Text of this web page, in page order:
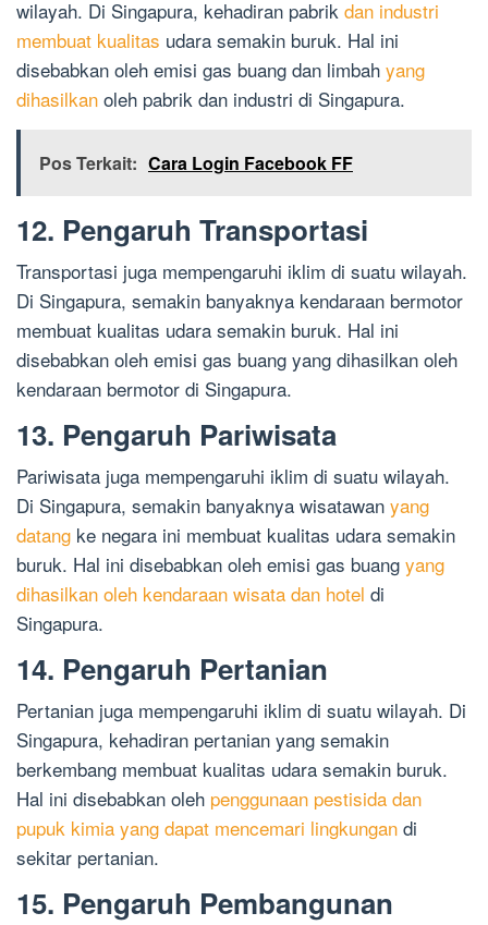
wilayah. Di Singapura, kehadiran pabrik dan industri
membuat kualitas udara semakin buruk. Hal ini
disebabkan oleh emisi gas buang dan limbah yang
dihasilkan oleh pabrik dan industri di Singapura.
Pos Terkait: Cara Login Facebook FF
12. Pengaruh Transportasi
Transportasi juga mempengaruhi iklim di suatu wilayah.
Di Singapura, semakin banyaknya kendaraan bermotor
membuat kualitas udara semakin buruk. Hal ini
disebabkan oleh emisi gas buang yang dihasilkan oleh
kendaraan bermotor di Singapura.
13. Pengaruh Pariwisata
Pariwisata juga mempengaruhi iklim di suatu wilayah.
Di Singapura, semakin banyaknya wisatawan yang
datang ke negara ini membuat kualitas udara semakin
buruk. Hal ini disebabkan oleh emisi gas buang yang
dihasilkan oleh kendaraan wisata dan hotel di
Singapura.
14. Pengaruh Pertanian
Pertanian juga mempengaruhi iklim di suatu wilayah. Di
Singapura, kehadiran pertanian yang semakin
berkembang membuat kualitas udara semakin buruk.
Hal ini disebabkan oleh penggunaan pestisida dan
pupuk kimia yang dapat mencemari lingkungan di
sekitar pertanian.
15. Pengaruh Pembangunan